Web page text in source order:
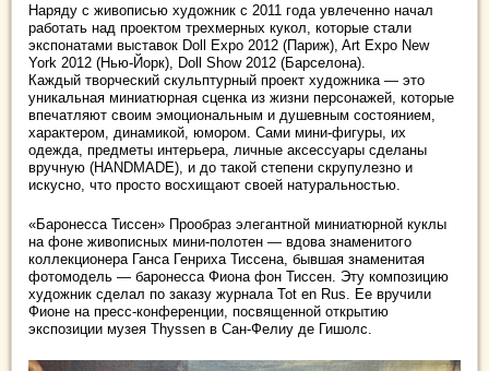
Наряду с живописью художник с 2011 года увлеченно начал
работать над проектом трехмерных кукол, которые стали
экспонатами выставок Doll Expo 2012 (Париж), Art Expo New
York 2012 (Нью-Йорк), Doll Show 2012 (Барселона).
Каждый творческий скульптурный проект художника — это
уникальная миниатюрная сценка из жизни персонажей, которые
впечатляют своим эмоциональным и душевным состоянием,
характером, динамикой, юмором. Сами мини-фигуры, их
одежда, предметы интерьера, личные аксессуары сделаны
вручную (HANDMADE), и до такой степени скрупулезно и
искусно, что просто восхищают своей натуральностью.
«Баронесса Тиссен» Прообраз элегантной миниатюрной куклы
на фоне живописных мини-полотен — вдова знаменитого
коллекционера Ганса Генриха Тиссена, бывшая знаменитая
фотомодель — баронесса Фиона фон Тиссен. Эту композицию
художник сделал по заказу журнала Tot en Rus. Ее вручили
Фионе на пресс-конференции, посвященной открытию
экспозиции музея Thyssen в Сан-Фелиу де Гишолс.